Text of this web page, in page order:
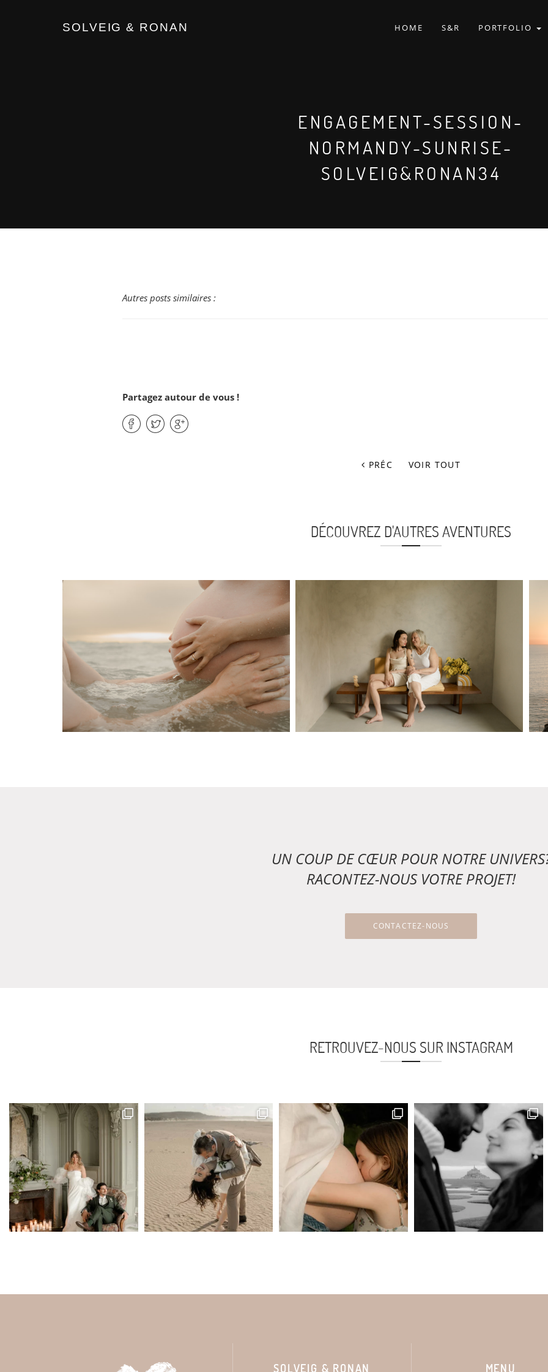
SOLVEIG & RONAN HOME S&R PORTFOLIO
ENGAGEMENT-SESSION-
NORMANDY-SUNRISE-
SOLVEIG&RONAN34
Autres posts similaires :
Partagez autour de vous !
PRÉC VOIR TOUT
DÉCOUVREZ D'AUTRES AVENTURES
UN COUP DE CŒUR POUR NOTRE
RACONTEZ-NOUS VOTRE PROJET!
CONTACTEZ-NOUS
RETROUVEZ-NOUS SUR INSTAGRAM
SOLVEIG & RONAN MENU